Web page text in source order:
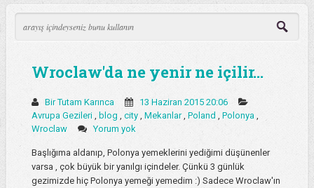
Wroclaw'da ne yenir ne içilir...
Bir Tutam Karınca
13 Haziran 2015 20:06
Avrupa Gezileri blog city Mekanlar Poland Polonya
Wroclaw
Yorum yok
Başlığıma aldanıp, Polonya yemeklerini yediğimi düşünenler
varsa , çok büyük bir yanılgı içindeler. Çünkü 3 günlük
gezimizde hiç Polonya yemeği yemedim :) Sadece Wroclaw'ın